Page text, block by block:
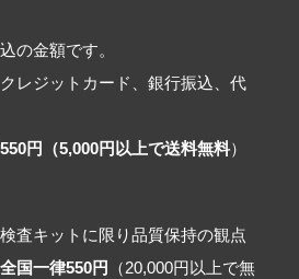
の金額です。
レジットカード、銀行振込、代
円（5,000円以上で送料無料）
査キットに限り品質保持の観点
国一律550円
（20,000円以上で無